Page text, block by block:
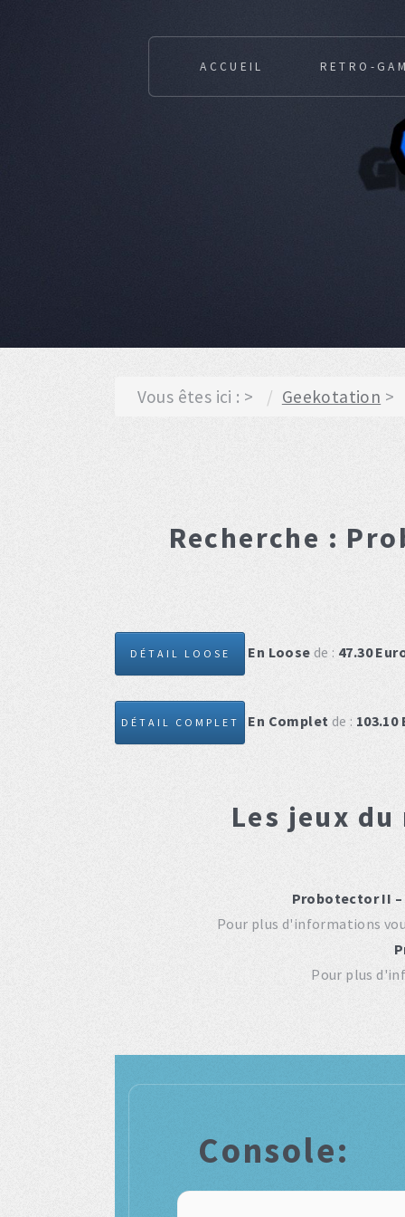
ACCUEIL RETRO-
Vous êtes ici : Geekotation
Recherche :
DÉTAIL LOOSE En Loose de : 47.30
DÉTAIL COMPLET En Complet de : 103.10
Les jeux
Probotector II
Pour plus d'informations
Pour plus
Console: